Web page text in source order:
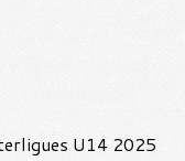
U14 2025